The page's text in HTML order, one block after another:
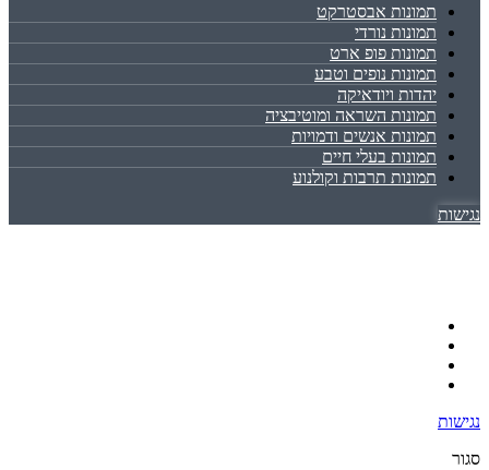
תמונות אבסטרקט
תמונות נורדי
תמונות פופ ארט
תמונות נופים וטבע
יהדות ויודאיקה
תמונות השראה ומוטיבציה
תמונות אנשים ודמויות
תמונות בעלי חיים
תמונות תרבות וקולנוע
נגישות
נגישות
סגור